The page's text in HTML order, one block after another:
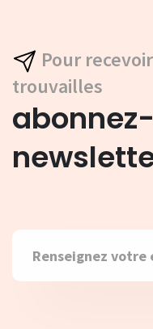
Pour
trouvailles